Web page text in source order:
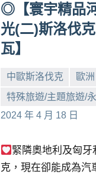
◎【寰宇精品
光(二)斯洛伐
瓦】
中歐斯洛伐克 歐洲
特殊旅遊/主題旅遊/
2024 年 4 月 18 日
小
芳
No
comments
緊隣奧地利及匈
克，現在卻能成為汽